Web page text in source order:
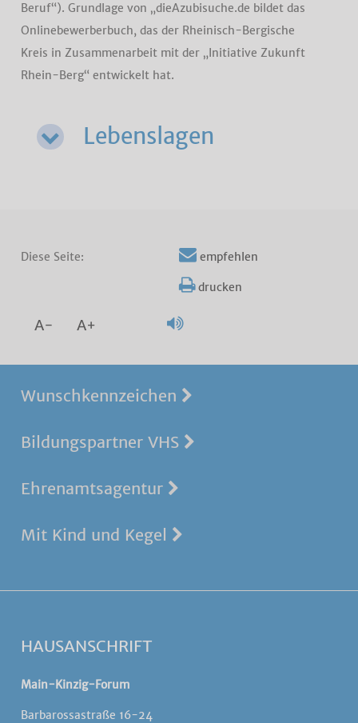
Beruf“). Grundlage von „dieAzubisuche.de bildet das
Onlinebewerberbuch, das der Rheinisch-Bergische
Kreis in Zusammenarbeit mit der „Initiative Zukunft
Rhein-Berg“ entwickelt hat.
Lebenslagen
Diese Seite: empfehlen
drucken
A- A+
Wunschkennzeichen
Bildungspartner VHS
Ehrenamtsagentur
Mit Kind und Kegel
HAUSANSCHRIFT
Main-Kinzig-Forum
Barbarossastraße 16-24